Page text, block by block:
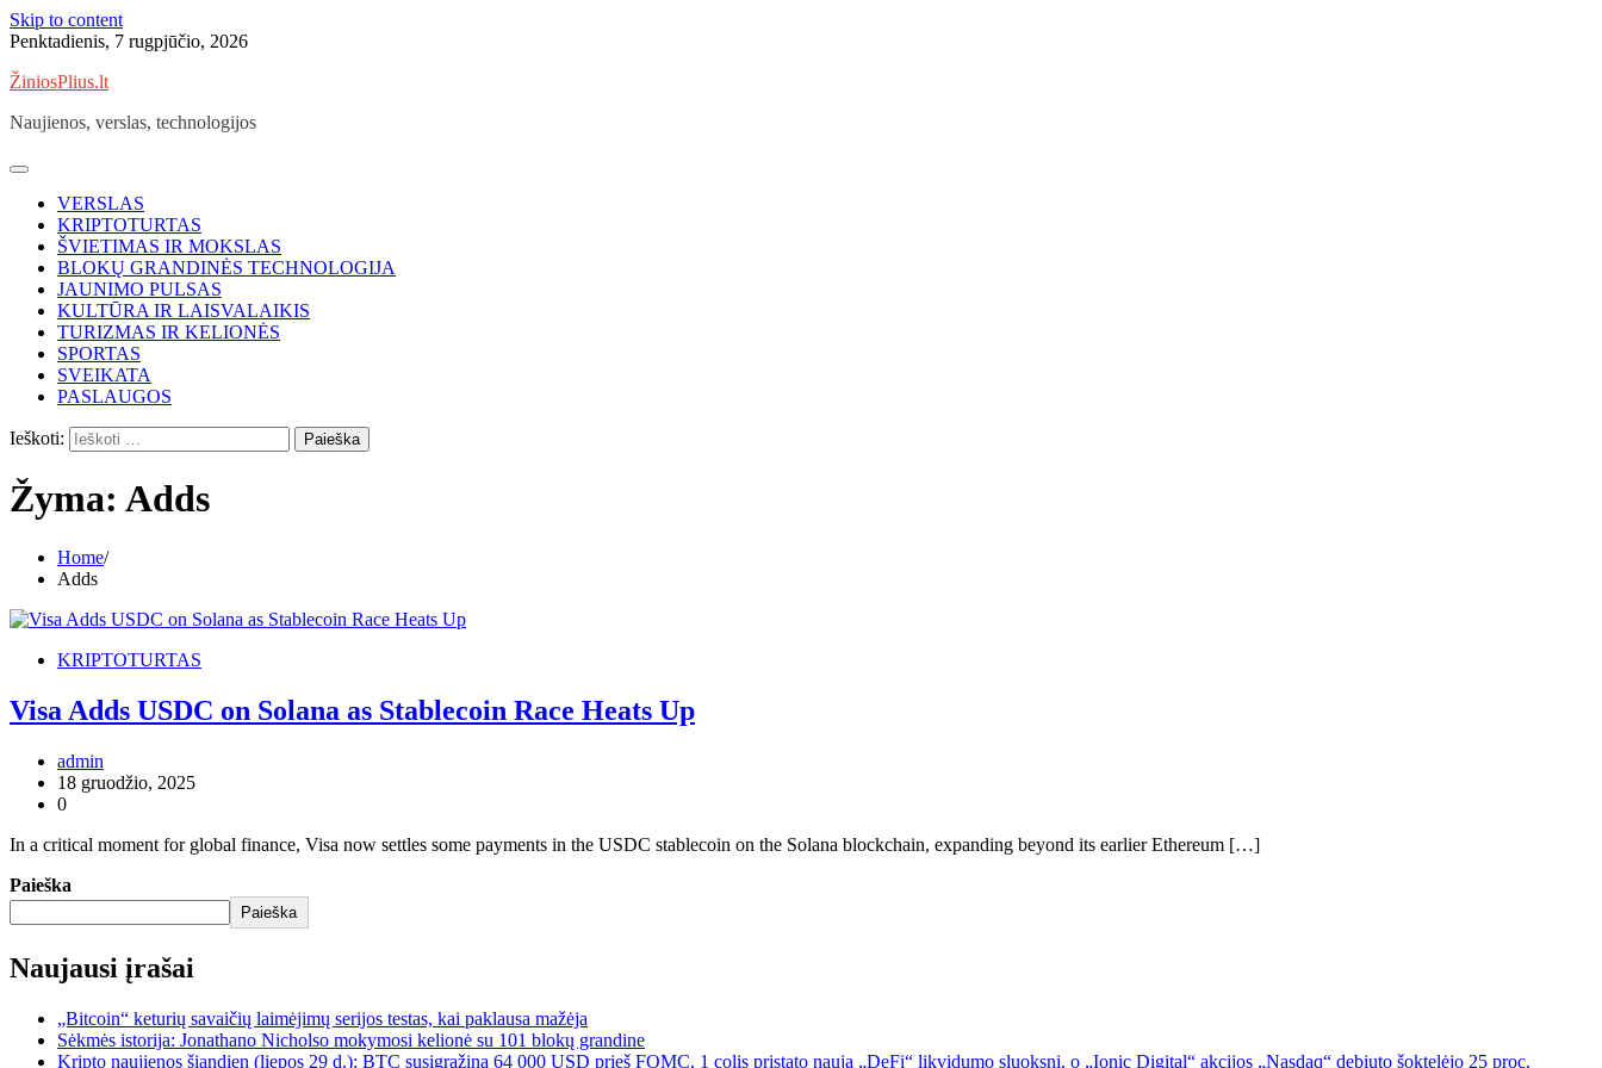
Skip to content
Penktadienis, 7 rugpjūčio, 2026
ŽiniosPlius.lt
Naujienos, verslas, technologijos
VERSLAS
KRIPTOTURTAS
ŠVIETIMAS IR MOKSLAS
BLOKŲ GRANDINĖS TECHNOLOGIJA
JAUNIMO PULSAS
KULTŪRA IR LAISVALAIKIS
TURIZMAS IR KELIONĖS
SPORTAS
SVEIKATA
PASLAUGOS
Ieškoti:
Žyma: Adds
Home
Adds
KRIPTOTURTAS
Visa Adds USDC on Solana as Stablecoin Race Heats Up
admin
18 gruodžio, 2025
0
In a critical moment for global finance, Visa now settles some payments in the USDC stablecoin on the Solana blockchain, expanding beyond its earlier Ethereum […]
Paieška
Paieška
Naujausi įrašai
„Bitcoin“ keturių savaičių laimėjimų serijos testas, kai paklausa mažėja
Sėkmės istorija: Jonathano Nicholso mokymosi kelionė su 101 blokų grandine
Kripto naujienos šiandien (liepos 29 d.): BTC susigrąžina 64 000 USD prieš FOMC, 1 colis pristato naują „DeFi“ likvidumo sluoksnį, o „Ionic Digital“ akcijos „Nasdaq“ debiuto šoktelėjo 25 proc.